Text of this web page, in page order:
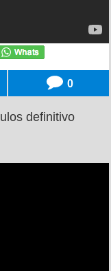
0
definitivo